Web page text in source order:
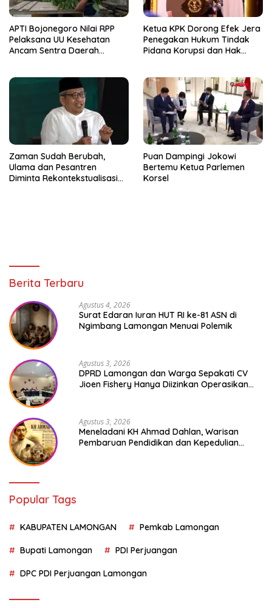
APTI Bojonegoro Nilai RPP
Pelaksana UU Kesehatan
Ancam Sentra Daerah
Ketua KPK Dorong Efek Jera
Penegakan Hukum Tindak
Pidana Korupsi dan Hak
Zaman Sudah Berubah,
Ulama dan Pesantren
Diminta Rekontekstualisasi
Puan Dampingi Jokowi
Bertemu Ketua Parlemen
Korsel
Berita Terbaru
Agustus 4, 2026
Surat Edaran Iuran HUT RI ke-81 ASN di
Ngimbang Lamongan Menuai Polemik
Agustus 3, 2026
DPRD Lamongan dan Warga Sepakati CV
Jioen Fishery Hanya Diizinkan Operasikan
Agustus 3, 2026
Meneladani KH Ahmad Dahlan, Warisan
Pembaruan Pendidikan dan Kepedulian
Popular Tags
KABUPATEN LAMONGAN Pemkab Lamongan
Bupati Lamongan PDI Perjuangan
DPC PDI Perjuangan Lamongan